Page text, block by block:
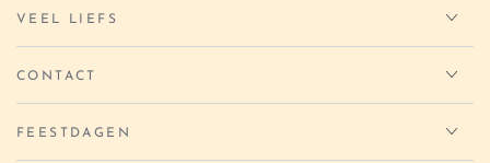
VEEL LIEFS
CONTACT
FEESTDAGEN